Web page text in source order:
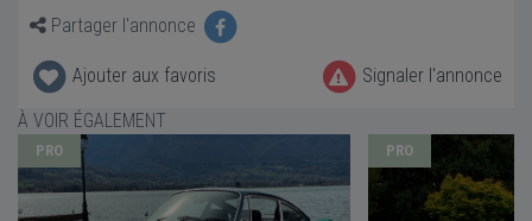
Partager l'annonce
Ajouter aux favoris
Signaler l'annonce
À VOIR ÉGALEMENT
PRO PRO